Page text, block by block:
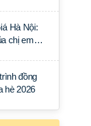
Hà Nội:
chị em
đồng
hè 2026